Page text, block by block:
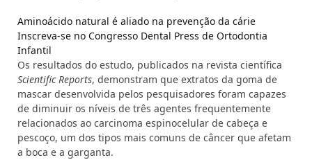
Aminoácido natural é aliado na prevenção da cárie
Inscreva-se no Congresso Dental Press de Ortodontia
Infantil
Os resultados do estudo, publicados na revista científica
Scientific Reports, demonstram que extratos da goma de
mascar desenvolvida pelos pesquisadores foram capazes
de diminuir os níveis de três agentes frequentemente
relacionados ao carcinoma espinocelular de cabeça e
pescoço, um dos tipos mais comuns de câncer que afetam
a boca e a garganta.